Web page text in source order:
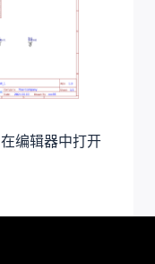
在编辑器中打开